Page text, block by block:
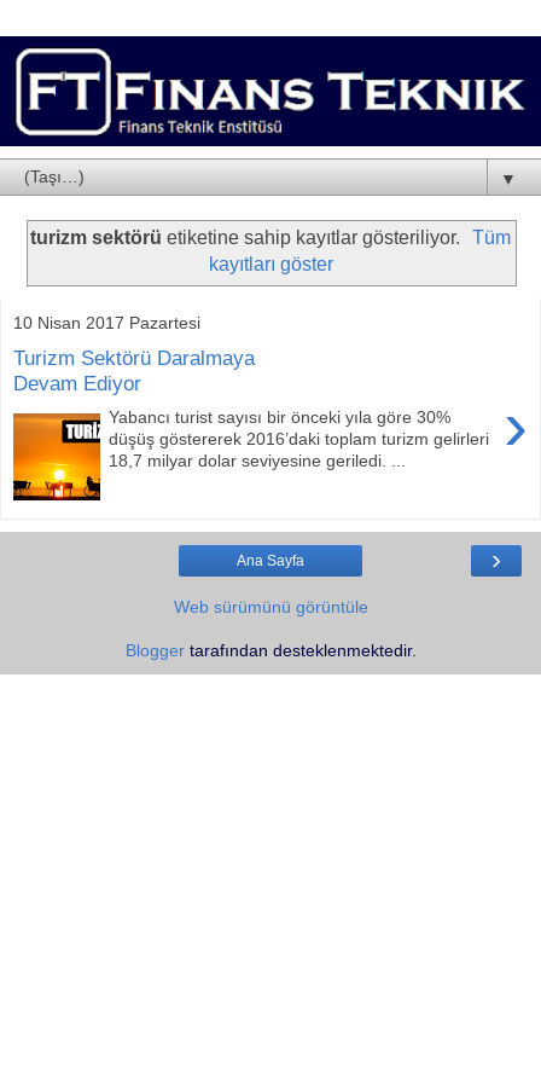
▼
turizm sektörü etiketine sahip kayıtlar gösteriliyor.
Tüm
kayıtları göster
10 Nisan 2017 Pazartesi
Turizm Sektörü Daralmaya
Devam Ediyor
›
Yabancı turist sayısı bir önceki yıla göre 30%
düşüş göstererek 2016’daki toplam turizm gelirleri
18,7 milyar dolar seviyesine geriledi. ...
›
Ana Sayfa
Web sürümünü görüntüle
Bloggertarafından desteklenmektedir.